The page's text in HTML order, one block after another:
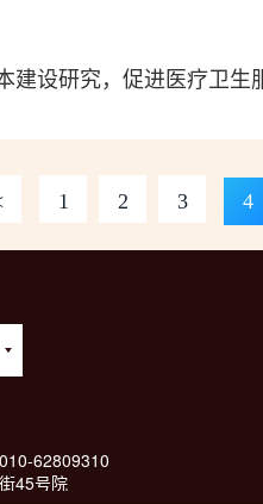
建设研究，促进医疗卫生
1 2 3 4
62809310
45号院